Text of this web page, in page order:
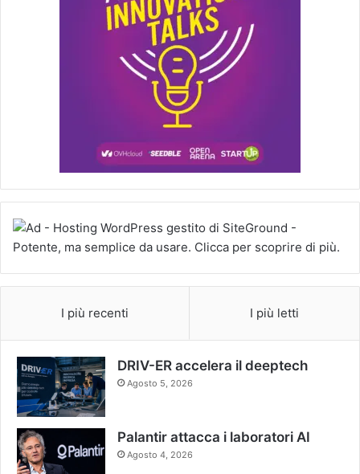
I più recenti I più letti
DRIV-ER accelera il deeptech
Agosto 5, 2026
Palantir attacca i laboratori AI
Agosto 4, 2026